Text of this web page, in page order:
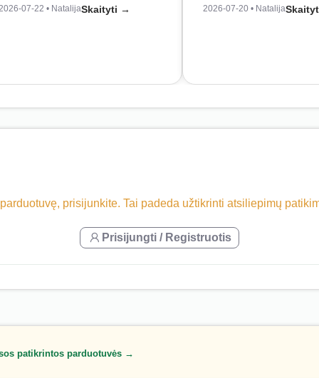
07-22 • NatalijaSkaityti → 2026-07-20 • Natalija
prisijunkite. Tai padeda užtikrinti atsiliepimų
Prisijungti / Registruotis
patikrintos parduotuvės →